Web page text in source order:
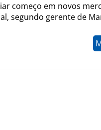
começo em novos
segundo gerente de